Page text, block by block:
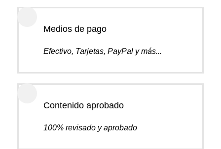
Medios de pago
Efectivo, Tarjetas, PayPal y más...
Contenido aprobado
100% revisado y aprobado